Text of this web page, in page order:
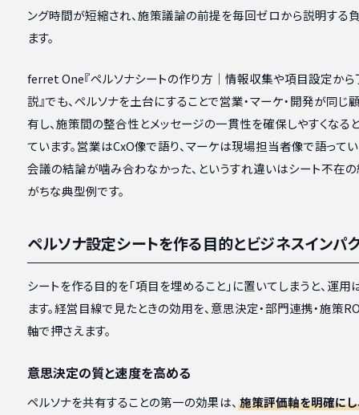
ング時間が短縮され、施策議論の前提を毎回ゼロから説明する
ます。
ferret One『ペルソナシートの作り方｜情報収集や項目設定か
説』でも、ペルソナを土台にすることで営業・マーケ・開発が同じ
有し、施策間の整合性とメッセージの一貫性を確保しやすくなる
ています。営業はCxO像で語り、マーケは現場担当者像で語って
会議の結論が噛み合わなかった、というすれ違いはシート不在
がちな典型例です。
ペルソナ設定シートを作る目的とビジネスインパ
シートを作る目的を「項目を埋めること」に置いてしまうと、運用
ます。経営目線で見たときの効用を、意思決定・部門連携・施策
軸で押さえます。
意思決定の質と速度を高める
ペルソナを共有することの第一の効果は、 施策評価軸を明確にし